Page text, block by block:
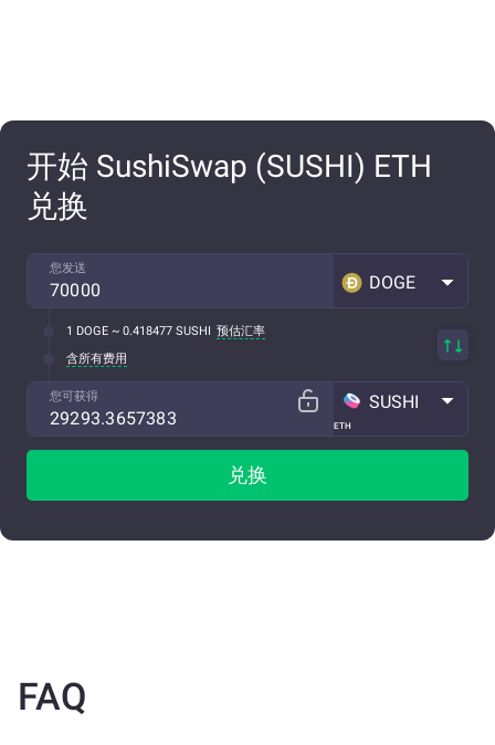
开始 SushiSwap (SUSHI) ETH
兑换
您发送
DOGE
1 DOGE ~ 0.418477 SUSHI 预估汇率
含所有费用
您可获得
ETH
SUSHI
兑换
FAQ